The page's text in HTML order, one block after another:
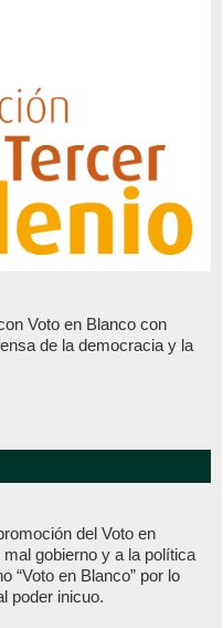
Voto en Blanco con
de la democracia y la
del Voto en
gobierno y a la política
“Voto en Blanco” por lo
poder inicuo.